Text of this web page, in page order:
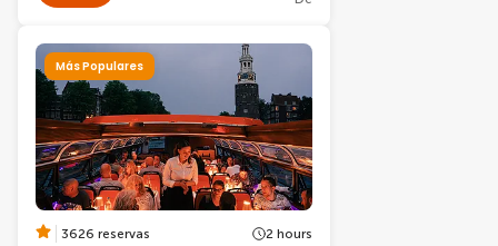
Más Populares
3626 reservas 2 hours